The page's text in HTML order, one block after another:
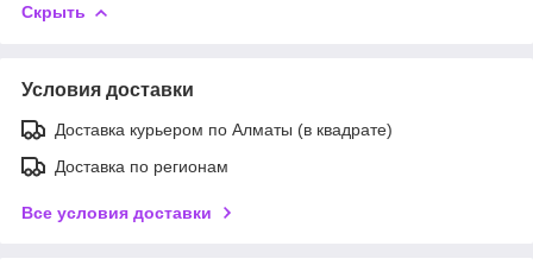
Скрыть
Условия доставки
Доставка курьером по Алматы (в квадрате)
Доставка по регионам
Все условия доставки